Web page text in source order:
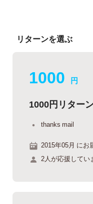
リターンを選ぶ
1000 円
1000円リター
thanks mail
2015年05月 にお
2人が応援してい